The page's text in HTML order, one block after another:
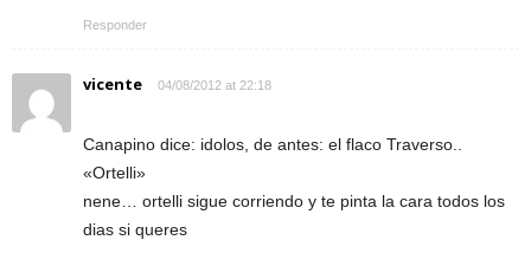
Responder
vicente 04/08/2012 at 22:18
Canapino dice: idolos, de antes: el flaco Traverso..
«Ortelli»
nene… ortelli sigue corriendo y te pinta la cara todos los
dias si queres